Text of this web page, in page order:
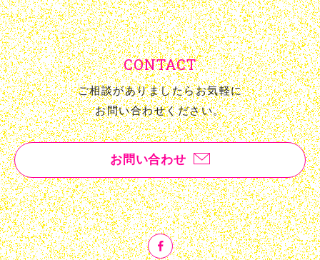
CONTACT
ご相談がありましたらお気軽に
お問い合わせください。
お問い合わせ